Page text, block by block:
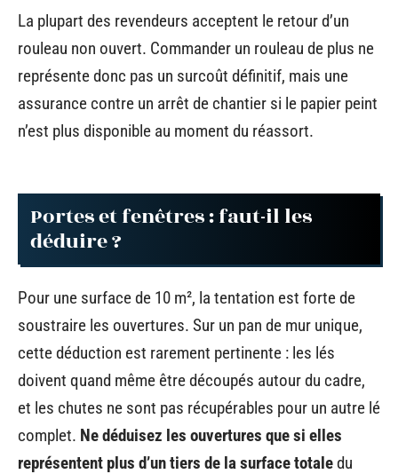
La plupart des revendeurs acceptent le retour d’un
rouleau non ouvert. Commander un rouleau de plus ne
représente donc pas un surcoût définitif, mais une
assurance contre un arrêt de chantier si le papier peint
n’est plus disponible au moment du réassort.
Portes et fenêtres : faut-il les
déduire ?
Pour une surface de 10 m², la tentation est forte de
soustraire les ouvertures. Sur un pan de mur unique,
cette déduction est rarement pertinente : les lés
doivent quand même être découpés autour du cadre,
et les chutes ne sont pas récupérables pour un autre lé
complet. Ne déduisez les ouvertures que si elles
représentent plus d’un tiers de la surface totaledu